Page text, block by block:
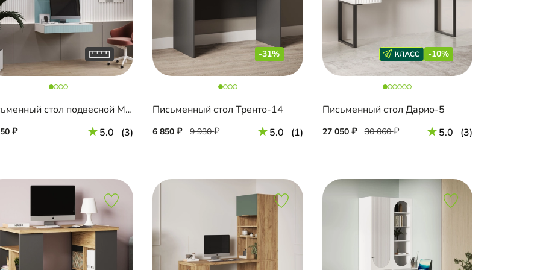
Письменный стол подвесной Мобаро-6
5.0 (3)
-31%
Письменный стол Тренто-14
6 850 9 930 5.0 (1)
-10%
Письменный стол Дарио-5
27 050 30 060 5.0 (3)